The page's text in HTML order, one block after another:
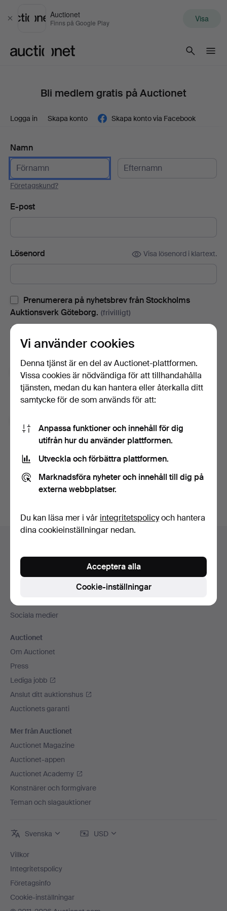
Stäng
Auctionet
Finns på Google Play Visa
Bli medlem gratis på Auctionet
Logga in Skapa konto Skapa konto via Facebook
Namn
Företagskund?
E-post
Lösenord Visa lösenord i klartext.
Prenumerera på nyhetsbrev från Stockholms
Auktionsverk Göteborg. (frivilligt)
Med bl.a. auktionskataloger, inbjudningar till evenemang och
nyheter. Om du ångrar dig kan du enkelt avsluta
prenumerationen.
Prenumerera på Auctionets nyhetsbrev. (frivilligt)
Med bl.a. experttips, utvalda föremål och inspiration. Om du
ångrar dig kan du enkelt avsluta prenumerationen.
användarvillkoren,köpvillkoren samt bekräftar att jag
har tagit del avintegritetspolicyn.
Skapa konto
Sidfotsnavigation
Kontakta support
Alla auktionshus
Vi skickar med
Sociala medier
Auctionet
Om Auctionet
Press
Lediga jobb
Anslut ditt auktionshus
Auctionets garanti
Mer från Auctionet
Auctionet Magazine
Auctionet-appen
Auctionet Academy
Konstnärer och formgivare
Teman och slagauktioner
Svenska USD
Villkor
Integritetspolicy
Företagsinfo
Cookie-inställningar
Vi använder cookies
Denna tjänst är en del av Auctionet-plattformen.
Vissa cookies är nödvändiga för att tillhandahålla
tjänsten, medan du kan hantera eller återkalla ditt
samtycke för de som används för att:
Anpassa funktioner och innehåll för dig
utifrån hur du använder plattformen.
Utveckla och förbättra plattformen.
Marknadsföra nyheter och innehåll till dig på
externa webbplatser.
Du kan läsa mer i vår integritetspolicyoch hantera
dina cookieinställningar nedan.
Cookie-inställningar
Acceptera alla